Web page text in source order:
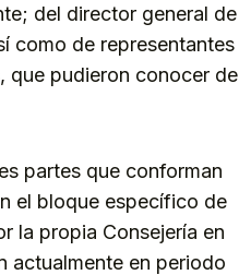
del director general de
como de representantes
que pudieron conocer de
partes que conforman
el bloque específico de
la propia Consejería en
actualmente en periodo